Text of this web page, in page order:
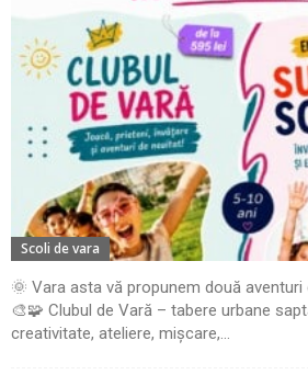
Scoli de vara
🌞 Vara asta vă propunem două
🎨🧩 Clubul de Vară – tabere urbane
creativitate, ateliere, mișcare,...